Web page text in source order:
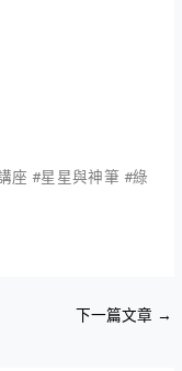
座 #星星與神筆 #綠
下一篇文章 →